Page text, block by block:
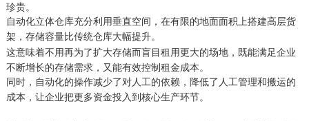
珍贵。
自动化立体仓库充分利用垂直空间，在有限的地面面积上搭建高层货
架，存储容量比传统仓库大幅提升。
这意味着不用再为了扩大存储而盲目租用更大的场地，既能满足企业
不断增长的存储需求，又能有效控制租金成本。
同时，自动化的操作减少了对人工的依赖，降低了人工管理和搬运的
成本，让企业把更多资金投入到核心生产环节。